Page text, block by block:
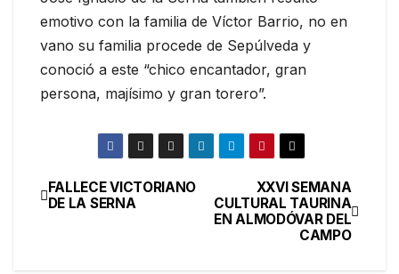
emotivo con la familia de Víctor Barrio, no en
vano su familia procede de Sepúlveda y
conoció a este “chico encantador, gran
persona, majísimo y gran torero”.
XXVI SEMANA
CULTURAL TAURINA
EN ALMODÓVAR DEL
CAMPO
FALLECE VICTORIANO
DE LA SERNA